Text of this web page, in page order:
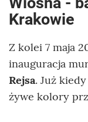
Krakowie
Z kolei 7 maja
inauguracja
Rejsa. Już
żywe kolory